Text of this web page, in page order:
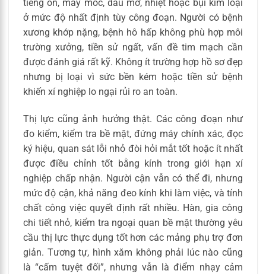
tiếng ồn, máy móc, dầu mỡ, nhiệt hoặc bụi kim loại
ở mức độ nhất định tùy công đoạn. Người có bệnh
xương khớp nặng, bệnh hô hấp không phù hợp môi
trường xưởng, tiền sử ngất, vấn đề tim mạch cần
được đánh giá rất kỹ. Không ít trường hợp hồ sơ đẹp
nhưng bị loại vì sức bền kém hoặc tiền sử bệnh
khiến xí nghiệp lo ngại rủi ro an toàn.
Thị lực cũng ảnh hưởng thật. Các công đoạn như
đo kiểm, kiểm tra bề mặt, đứng máy chính xác, đọc
ký hiệu, quan sát lỗi nhỏ đòi hỏi mắt tốt hoặc ít nhất
được điều chỉnh tốt bằng kính trong giới hạn xí
nghiệp chấp nhận. Người cận vẫn có thể đi, nhưng
mức độ cận, khả năng đeo kính khi làm việc, và tính
chất công việc quyết định rất nhiều. Hàn, gia công
chi tiết nhỏ, kiểm tra ngoại quan bề mặt thường yêu
cầu thị lực thực dụng tốt hơn các mảng phụ trợ đơn
giản. Tương tự, hình xăm không phải lúc nào cũng
là “cấm tuyệt đối”, nhưng vẫn là điểm nhạy cảm